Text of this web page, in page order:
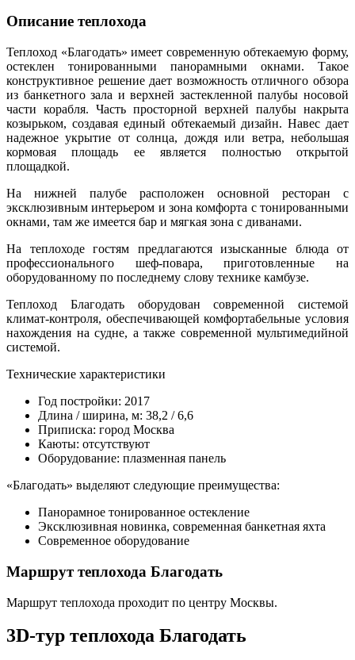
Описание теплохода
Теплоход «Благодать» имеет современную обтекаемую форму,
остеклен тонированными панорамными окнами. Такое
конструктивное решение дает возможность отличного обзора
из банкетного зала и верхней застекленной палубы носовой
части корабля. Часть просторной верхней палубы накрыта
козырьком, создавая единый обтекаемый дизайн. Навес дает
надежное укрытие от солнца, дождя или ветра, небольшая
кормовая площадь ее является полностью открытой
площадкой.
На нижней палубе расположен основной ресторан с
эксклюзивным интерьером и зона комфорта с тонированными
окнами, там же имеется бар и мягкая зона с диванами.
На теплоходе гостям предлагаются изысканные блюда от
профессионального шеф-повара, приготовленные на
оборудованному по последнему слову технике камбузе.
Теплоход Благодать оборудован современной системой
климат-контроля, обеспечивающей комфортабельные условия
нахождения на судне, а также современной мультимедийной
системой.
Технические характеристики
Год постройки: 2017
Длина / ширина, м: 38,2 / 6,6
Приписка: город Москва
Каюты: отсутствуют
Оборудование: плазменная панель
«Благодать» выделяют следующие преимущества:
Панорамное тонированное остекление
Эксклюзивная новинка, современная банкетная яхта
Современное оборудование
Маршрут теплохода Благодать
Маршрут теплохода проходит по центру Москвы.
3D-тур теплохода Благодать